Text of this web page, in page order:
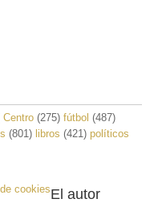
Centro (275) fútbol (487)
(801) libros (421) políticos
cookiesEl autor